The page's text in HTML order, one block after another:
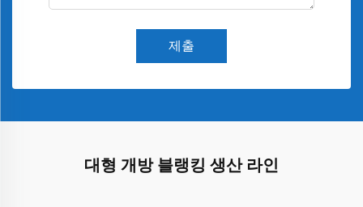
제출
대형 개방 블랭킹 생산 라인